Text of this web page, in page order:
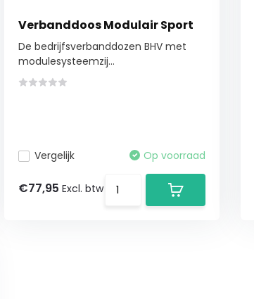
Verbanddoos Modulair Sport
De bedrijfsverbanddozen BHV met
modulesysteemzij...
Vergelijk Op voorraad
€77,95 Excl. btw